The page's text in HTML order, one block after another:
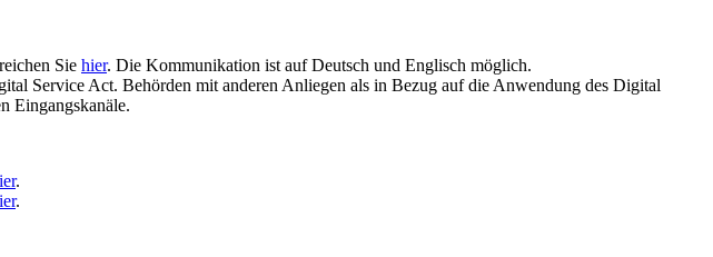
Sie hier. Die Kommunikation ist auf Deutsch und Englisch möglich.
Service Act. Behörden mit anderen Anliegen als in Bezug auf die Anwendung des Digital
Eingangskanäle.
.
.